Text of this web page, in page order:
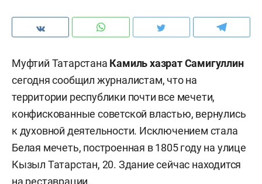
Муфтий Татарстана Камиль хазрат Самигуллин
сегодня сообщил журналистам, что на
территории республики почти все мечети,
конфискованные советской властью, вернулись
к духовной деятельности. Исключением стала
Белая мечеть, построенная в 1805 году на улице
Кызыл Татарстан, 20. Здание сейчас находится
на реставрации.